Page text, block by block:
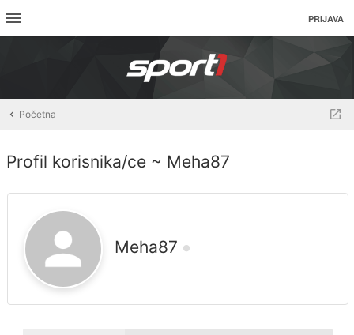
PRIJAVA
Početna
Profil korisnika/ce ~ Meha87
Meha87